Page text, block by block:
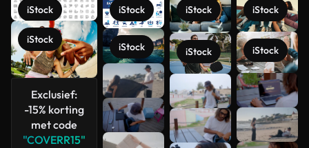
iStock
iStock
Exclusief:
-15% korting
met code
"COVERR15"
iStock
iStock
iStock
iStock
iStock
iStock
Meer
bekijken